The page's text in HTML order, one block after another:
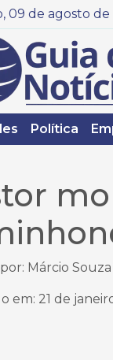
09 de agosto de
Política
Márcio Souza
em: 21 de